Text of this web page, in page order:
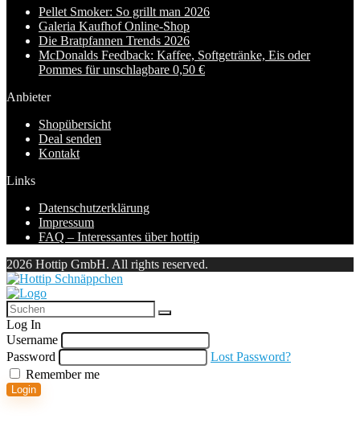
Pellet Smoker: So grillt man 2026
Galeria Kaufhof Online-Shop
Die Bratpfannen Trends 2026
McDonalds Feedback: Kaffee, Softgetränke, Eis oder
Pommes für unschlagbare 0,50 €
Anbieter
Shopübersicht
Deal senden
Kontakt
Links
Datenschutzerklärung
Impressum
FAQ – Interessantes über hottip
2026 Hottip GmbH. All rights reserved.
Log In
Username
Password
Lost Password?
Remember me
Login